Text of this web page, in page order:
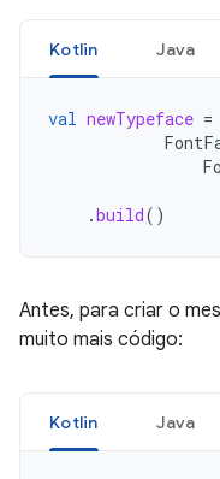
Kotlin Java
val newTypeface =
.build()
Antes, para criar o
muito mais código:
Kotlin Java